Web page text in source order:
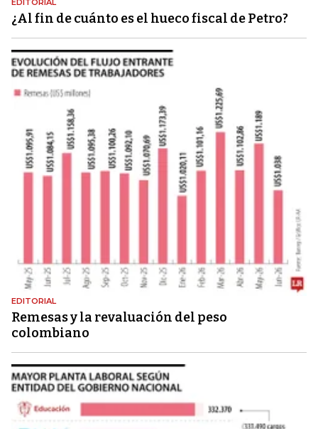
¿Al fin de cuánto es el hueco fiscal de Petro?
EDITORIAL
Remesas y la revaluación del peso
colombiano